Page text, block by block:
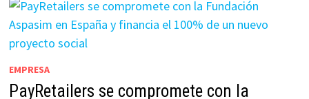
EMPRESA
PayRetailers se compromete con la